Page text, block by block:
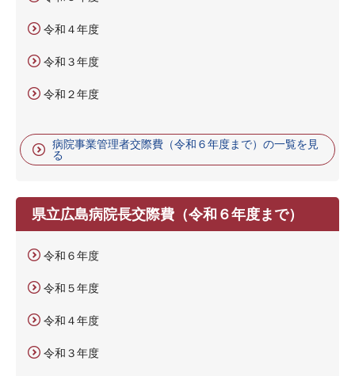
令和４年度
令和３年度
令和２年度
病院事業管理者交際費（令和６年度まで）の一覧を見
る
県立広島病院長交際費（令和６年度まで）
令和６年度
令和５年度
令和４年度
令和３年度